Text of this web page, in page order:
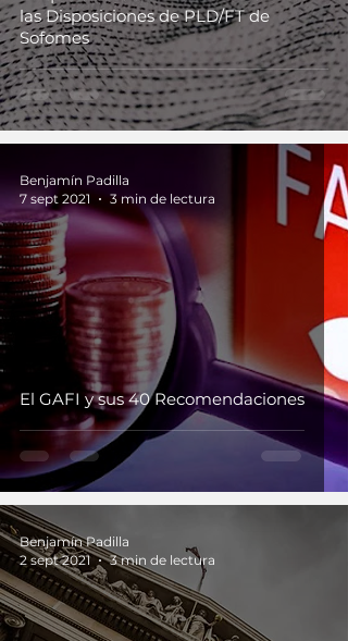
las Disposiciones de PLD/FT de
Sofomes
El GAFI y sus 40 Recomendaciones
Benjamín Padilla
7 sept 2021
3 min de lectura
Benjamín Padilla
2 sept 2021
3 min de lectura